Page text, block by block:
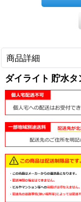
商品詳細
ダイライト 貯水